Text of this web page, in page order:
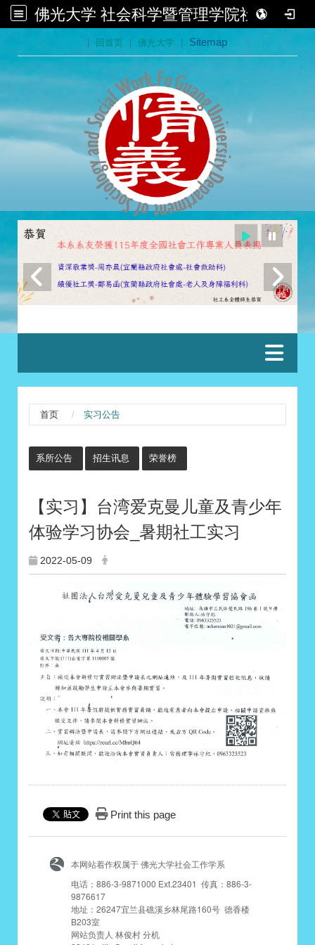
佛光大学 社会科学暨管理学院社会学系
| 回首页 | 佛光大学 | Sitemap
首页 实习公告
系所公告 招生讯息 荣誉榜
【实习】台湾爱克曼儿童及青少年
体验学习协会_暑期社工实习
2022-05-09
Print this page
本网站着作权属于 佛光大学社会工作学系
电话：886-3-9871000 Ext.23401 传真：886-3-
9876617
地址：26247宜兰县礁溪乡林尾路160号 德香楼
B203室
网站负责人 林俊村 分机